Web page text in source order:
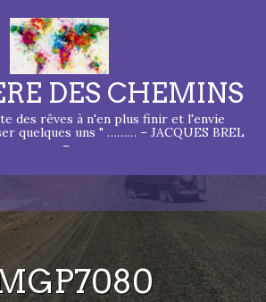
DES CHEMINS
des rêves à n'en plus finir et l'envie
quelques uns " ……… – JACQUES BREL
–